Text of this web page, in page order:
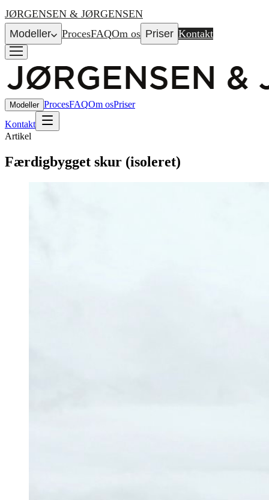
JØRGENSEN & JØRGENSEN
Modeller
ProcesFAQOm os Priser Kontakt
Modeller ProcesFAQOm osPriser
Kontakt
Artikel
Færdigbygget skur (isoleret)